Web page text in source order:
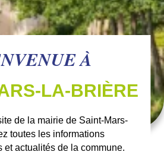
À
LA-BRIÈRE
de la mairie de Saint-Mars-
toutes les informations
et actualités de la commune.